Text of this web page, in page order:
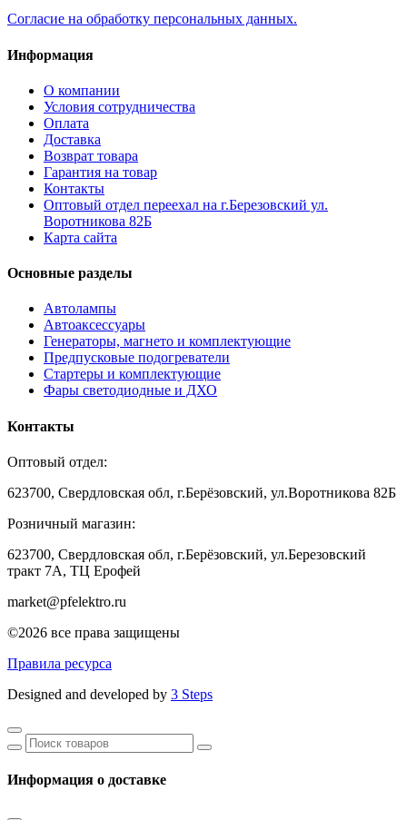
Согласие на обработку персональных данных.
Информация
О компании
Условия сотрудничества
Оплата
Доставка
Возврат товара
Гарантия на товар
Контакты
Оптовый отдел переехал на г.Березовский ул.
Воротникова 82Б
Карта сайта
Основные разделы
Автолампы
Автоаксессуары
Генераторы, магнето и комплектующие
Предпусковые подогреватели
Стартеры и комплектующие
Фары светодиодные и ДХО
Контакты
Оптовый отдел:
623700, Свердловская обл, г.Берёзовский, ул.Воротникова 82Б
Розничный магазин:
623700, Свердловская обл, г.Берёзовский, ул.Березовский
тракт 7А, ТЦ Ерофей
market@pfelektro.ru
©2026 все права защищены
Правила ресурса
Designed and developed by 3 Steps
Информация о доставке